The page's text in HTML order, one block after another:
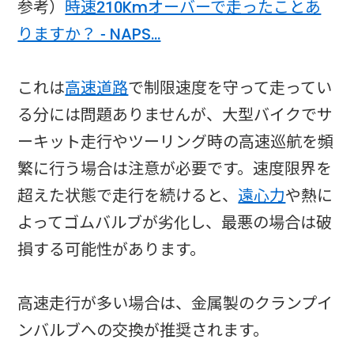
参考） 時速210Kmオーバーで走ったことあ
りますか？ - NAPS…
これは高速道路で制限速度を守って走ってい
る分には問題ありませんが、大型バイクでサ
ーキット走行やツーリング時の高速巡航を頻
繁に行う場合は注意が必要です。速度限界を
超えた状態で走行を続けると、 遠心力や熱に
よってゴムバルブが劣化し、最悪の場合は破
損する可能性があります。
高速走行が多い場合は、金属製のクランプイ
ンバルブへの交換が推奨されます。